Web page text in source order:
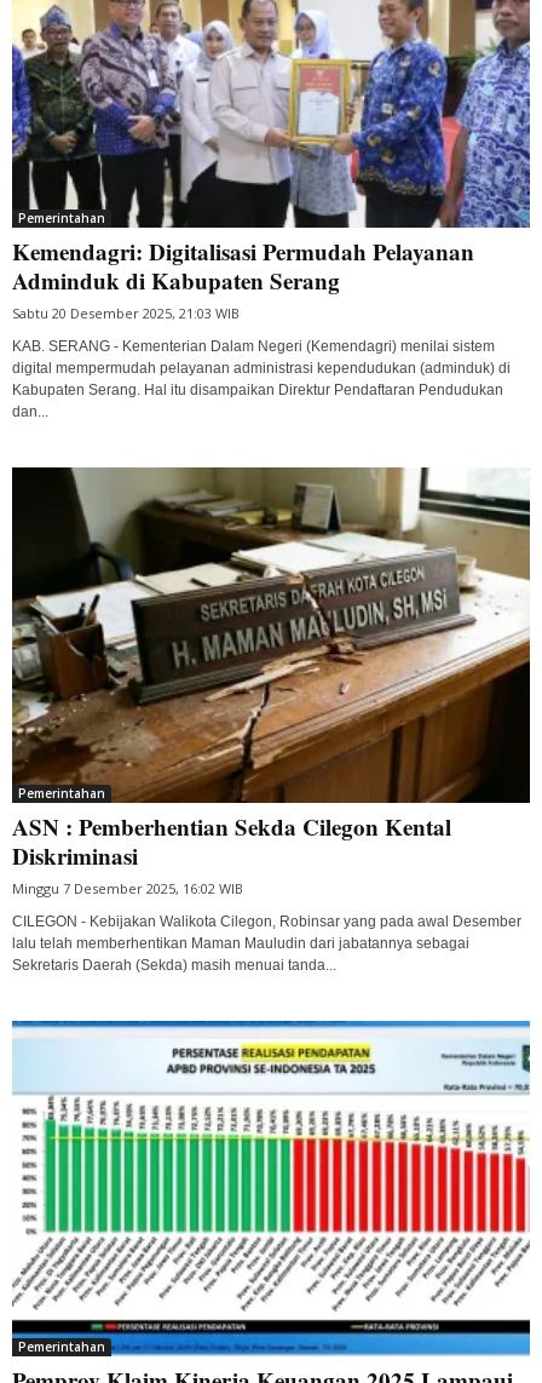
Pemerintahan
Kemendagri: Digitalisasi Permudah Pelayanan
Adminduk di Kabupaten Serang
Sabtu 20 Desember 2025, 21:03 WIB
KAB. SERANG - Kementerian Dalam Negeri (Kemendagri) menilai sistem
digital mempermudah pelayanan administrasi kependudukan (adminduk) di
Kabupaten Serang. Hal itu disampaikan Direktur Pendaftaran Pendudukan
dan...
Pemerintahan
ASN : Pemberhentian Sekda Cilegon Kental
Diskriminasi
Minggu 7 Desember 2025, 16:02 WIB
CILEGON - Kebijakan Walikota Cilegon, Robinsar yang pada awal Desember
lalu telah memberhentikan Maman Mauludin dari jabatannya sebagai
Sekretaris Daerah (Sekda) masih menuai tanda...
Pemerintahan